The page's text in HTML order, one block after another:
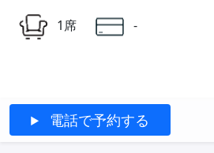
1席 -
電話で予約する